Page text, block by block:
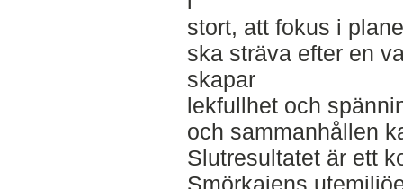
stort, att fokus i
ska sträva efter en
skapar
lekfullhet och
och sammanhållen
Slutresultatet är ett
Smörkajens